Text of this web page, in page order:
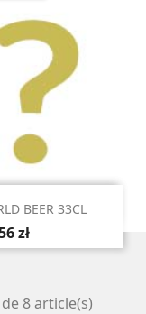
rapide
BEER 33CL
zł
8 article(s)